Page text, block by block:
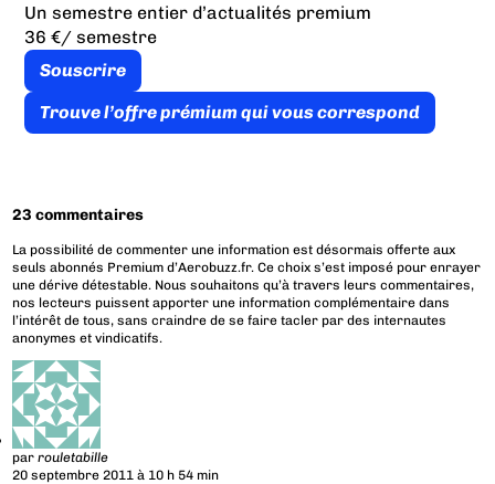
Un semestre entier d’actualités premium
36 €/ semestre
Souscrire
Trouve l’offre prémium qui vous correspond
23 commentaires
La possibilité de commenter une information est désormais offerte aux
seuls abonnés Premium d’Aerobuzz.fr. Ce choix s’est imposé pour enrayer
une dérive détestable. Nous souhaitons qu’à travers leurs commentaires,
nos lecteurs puissent apporter une information complémentaire dans
l’intérêt de tous, sans craindre de se faire tacler par des internautes
anonymes et vindicatifs.
parrouletabille
20 septembre 2011 à 10 h 54 min